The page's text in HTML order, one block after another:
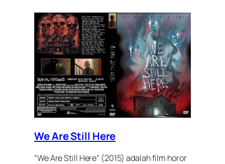
We Are Still Here
“We Are Still Here” (2015) adalah film horor